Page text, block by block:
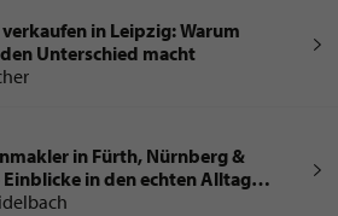
in Leipzig: Warum
Unterschied macht
in Fürth, Nürnberg &
Einblicke in den echten Alltag
und